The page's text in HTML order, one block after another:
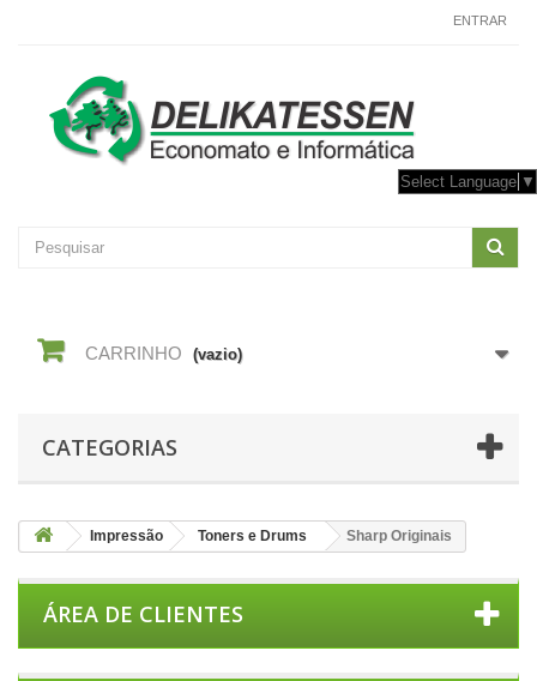
ENTRAR
Select Language ▼
CARRINHO (vazio)
CATEGORIAS
Impressão Toners e Drums Sharp Originais
ÁREA DE CLIENTES